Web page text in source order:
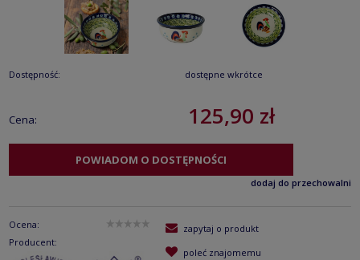
Dostępność: dostępne wkrótce
Cena: 125,90 zł
POWIADOM O DOSTĘPNOŚCI
dodaj do przechowalni
Ocena:
Producent:
zapytaj o produkt
poleć znajomemu